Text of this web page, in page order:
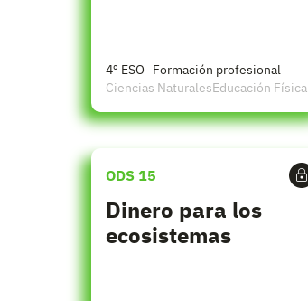
4º ESO
Formación profesional
Ciencias NaturalesEducación Física
ODS 15
Dinero para los
ecosistemas